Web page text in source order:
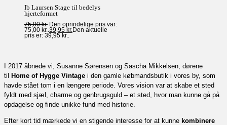
Ib Laursen Stage til bedelys
hjerteformet
75,00kr. Den oprindelige pris var:
75,00 kr..39,95 kr.Den aktuelle
pris er: 39,95 kr..
I 2017 åbnede vi, Susanne Sørensen og Sascha Mikkelsen, dørene
til
Home of Hygge Vintage i den gamle købmandsbutik i vores by, som
havde stået tom i en længere periode. Vores vision var at skabe et sted
fyldt med sjæl, charme og genbrugsguld – et sted, hvor man kunne gå på
opdagelse og finde unikke fund med historie.
Efter kort tid mærkede vi en stigende interesse for at kunne kombinere